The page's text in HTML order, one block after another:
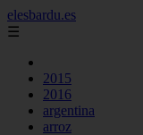
elesbardu.es
☰
2015
2016
argentina
arroz